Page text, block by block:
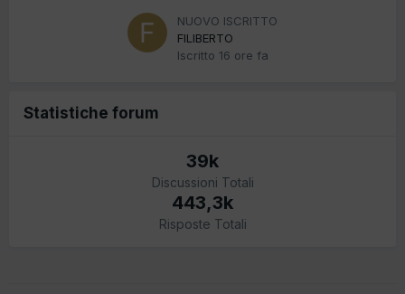
NUOVO ISCRITTO
FILIBERTO
Iscritto 16 ore fa
Statistiche forum
39k
Discussioni Totali
443,3k
Risposte Totali